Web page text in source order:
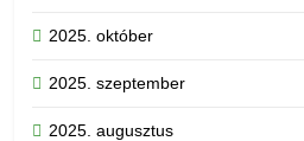
2025. október
2025. szeptember
2025. augusztus